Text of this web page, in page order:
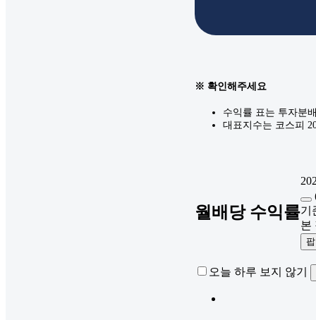
※ 확인해주세요
수익률 표는 투자분
대표지수는 코스피
월배당 수익률기
본
오늘 하루 보지 않기